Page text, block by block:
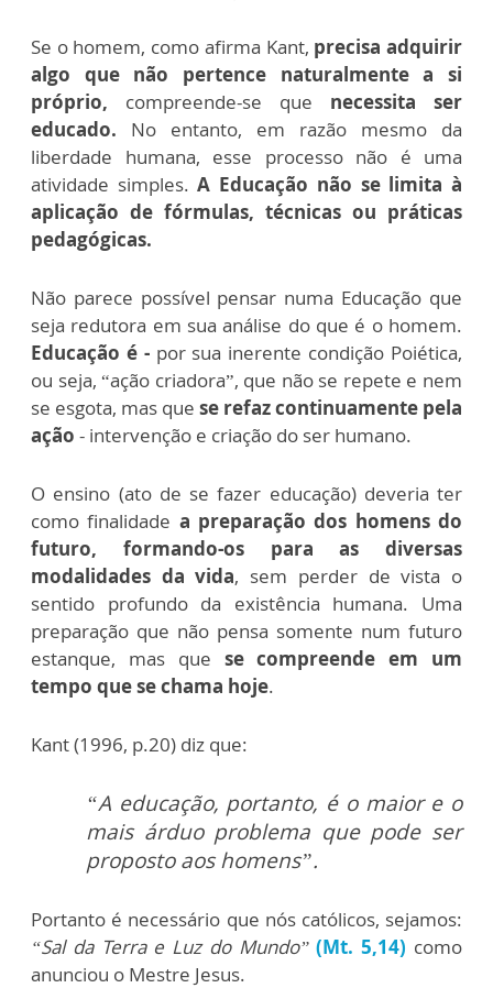
Se o homem, como afirma Kant, precisa adquirir
algo que não pertence naturalmente a si
próprio, compreende-se que necessita ser
educado. No entanto, em razão mesmo da
liberdade humana, esse processo não é uma
atividade simples.A Educação não se limita à
aplicação de fórmulas, técnicas ou práticas
pedagógicas.
Não parece possível pensar numa Educação que
seja redutora em sua análise do que é o homem.
Educação é -por sua inerente condição Poiética,
ou seja, “ação criadora”, que não se repete e nem
se esgota, mas que se refaz continuamente pela
ação - intervenção e criação do ser humano.
O ensino (ato de se fazer educação) deveria ter
como finalidade a preparação dos homens do
futuro, formando-os para as diversas
modalidades da vida, sem perder de vista o
sentido profundo da existência humana. Uma
preparação que não pensa somente num futuro
estanque, mas que se compreende em um
tempo que se chama hoje.
Kant (1996, p.20) diz que:
“A educação, portanto, é o maior e o
mais árduo problema que pode ser
proposto aos homens”.
Portanto é necessário que nós católicos, sejamos:
“Sal da Terra e Luz do Mundo”(Mt. 5,14) como
anunciou o Mestre Jesus.